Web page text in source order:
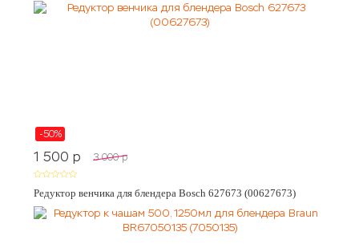
-50%
1 500 p 3 000 p
Редуктор венчика для блендера Bosch 627673 (00627673)